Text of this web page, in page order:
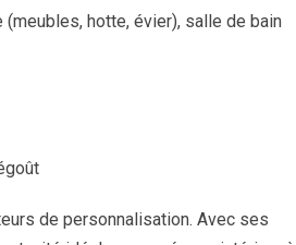
hotte, évier), salle de bain
de personnalisation. Avec ses